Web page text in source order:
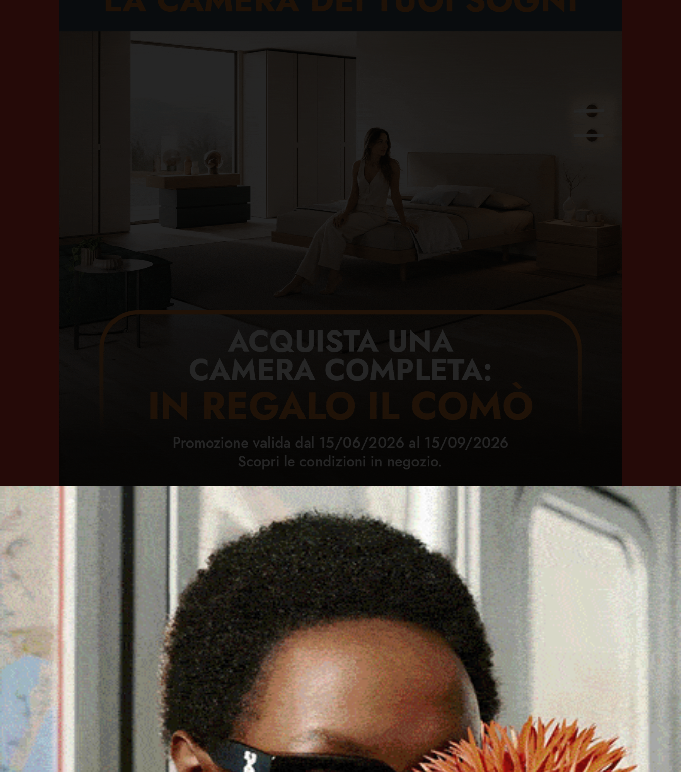
Home Ozieri Territorio Sardegna Cronaca Attualità Sport Cultura Rubriche Necrologie
Numeri
utili
Contatti
BUDONI. PICCHIA L’EX COMPAGNA, INTERVENGONO I
CARABINIERI E FINISCE IN MANETTE
25 Febbraio 2026, 16:27
Cerca
Cerca
Facebook
ThreadsInstagram
X YouTube